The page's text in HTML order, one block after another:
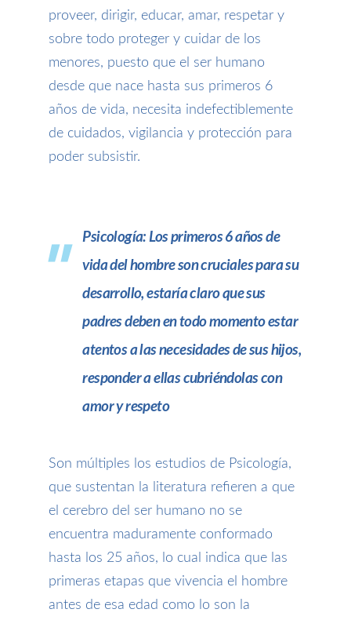
proveer, dirigir, educar, amar, respetar y
sobre todo proteger y cuidar de los
menores, puesto que el ser humano
desde que nace hasta sus primeros 6
años de vida, necesita indefectiblemente
de cuidados, vigilancia y protección para
poder subsistir.
Psicología: Los primeros 6 años de
vida del hombre son cruciales para su
desarrollo, estaría claro que sus
padres deben en todo momento estar
atentos a las necesidades de sus hijos,
responder a ellas cubriéndolas con
amor y respeto
Son múltiples los estudios de Psicología,
que sustentan la literatura refierena que
el cerebro del ser humano no se
encuentra maduramente conformado
hasta los 25 años,
lo cual indica que las
primeras etapas que vivencia el hombre
antes de esa edad como lo son la